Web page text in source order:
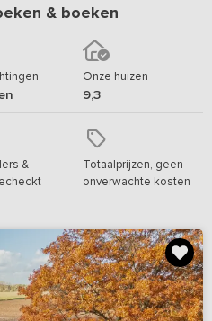
& boeken
Onze huizen
9,3
&
Totaalprijzen, geen
onverwachte kosten